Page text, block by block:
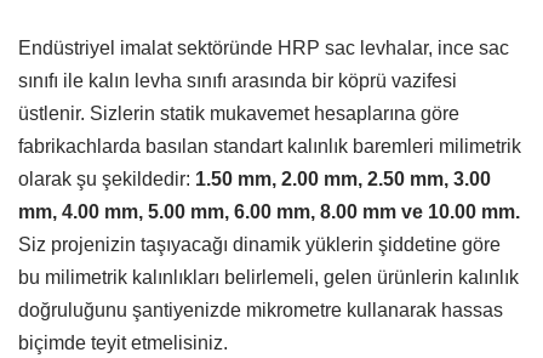
Endüstriyel imalat sektöründe HRP sac levhalar, ince sac
sınıfı ile kalın levha sınıfı arasında bir köprü vazifesi
üstlenir. Sizlerin statik mukavemet hesaplarına göre
fabrikachlarda basılan standart kalınlık baremleri milimetrik
olarak şu şekildedir: 1.50 mm, 2.00 mm, 2.50 mm, 3.00
mm, 4.00 mm, 5.00 mm, 6.00 mm, 8.00 mm ve 10.00 mm.
Siz projenizin taşıyacağı dinamik yüklerin şiddetine göre
bu milimetrik kalınlıkları belirlemeli, gelen ürünlerin kalınlık
doğruluğunu şantiyenizde mikrometre kullanarak hassas
biçimde teyit etmelisiniz.